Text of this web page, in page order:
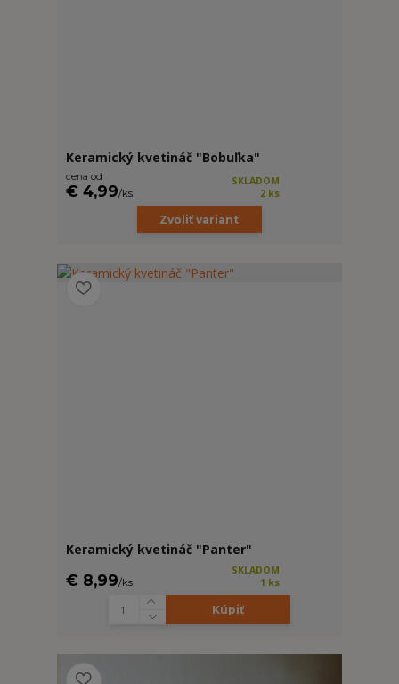
Keramický kvetináč "Bobuľka"
cena od
€ 4,99/ks
SKLADOM
2 ks
Zvoliť variant
Keramický kvetináč "Panter"
€ 8,99/ks
SKLADOM
1 ks
Kúpiť